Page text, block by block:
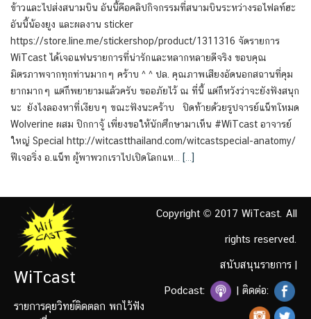
ข้าวและไปส่งสนามบิน อันนี้คือคลิปกิจกรรมที่สนามบินระหว่างรอไฟลท์ฮะ
อันนี้น้องยูง และผลงาน sticker
https://store.line.me/stickershop/product/1311316 จัดรายการ
WiTcast ได้เจอแฟนรายการที่น่ารักและหลากหลายดีจริง ขอบคุณ
มิตรภาพจากทุกท่านมากๆ คร้าบ ^ ^ ปล. คุณภาพเสียงอัดนอกสถานที่คุม
ยากมากๆ แต่ก็พยายามแล้วครับ ขออภัยไว้ ณ ที่นี้ แต่ก็หวังว่าจะยังฟังสนุก
นะ ยังไงลองหาที่เงียบๆ ขณะฟังนะคร้าบ ปิดท้ายด้วยรูปจารย์แน็ทโหมด
Wolverine ผสม ปิกกาจู้ เพี่ยงขอให้นักศึกษามาเห็น #WiTcast อาจารย์
ใหญ่ Special http://witcastthailand.com/witcastspecial-anatomy/
ฟีเจอริ่ง อ.แน็ท ผู้พาพวกเราไปเปิดโลกแห… […]
WiTcast
รายการคุยวิทย์ติดตลก พกไว้ฟัง
Copyright © 2017 WiTcast. All
rights reserved.
สนับสนุนรายการ |
Podcast: | ติดต่อ: